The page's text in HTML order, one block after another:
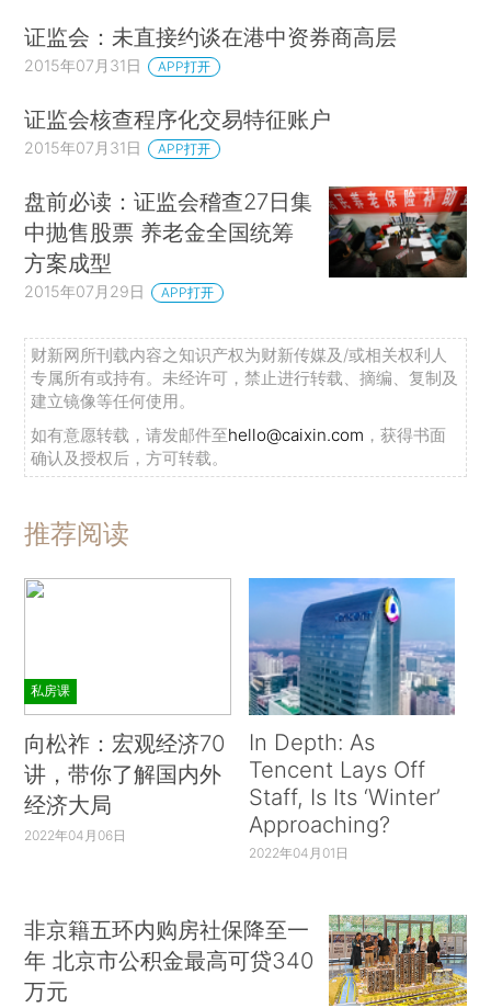
证监会：未直接约谈在港中资券商高层
2015年07月31日 APP打开
证监会核查程序化交易特征账户
2015年07月31日 APP打开
盘前必读：证监会稽查27日集
中抛售股票 养老金全国统筹
方案成型
2015年07月29日 APP打开
财新网所刊载内容之知识产权为财新传媒及/或相关权利人
专属所有或持有。未经许可，禁止进行转载、摘编、复制及
建立镜像等任何使用。
如有意愿转载，请发邮件至hello@caixin.com ，获得书面
确认及授权后，方可转载。
推荐阅读
私房课
向松祚：宏观经济70
讲，带你了解国内外
经济大局
2022年04月06日
In Depth: As
Tencent Lays Off
Staff, Is Its ‘Winter’
Approaching?
2022年04月01日
非京籍五环内购房社保降至一
年 北京市公积金最高可贷340
万元